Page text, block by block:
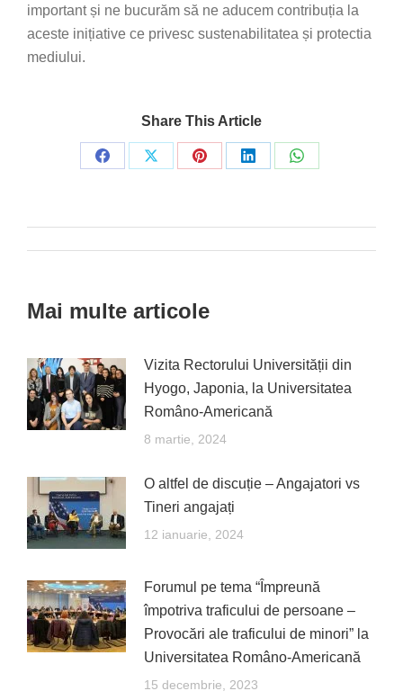
important și ne bucurăm să ne aducem contribuția la
aceste inițiative ce privesc sustenabilitatea și protectia
mediului.
Share This Article
Share
Share
Share
Share
Share
Post
Mai multe articole
Vizita Rectorului Universității din
Hyogo, Japonia, la Universitatea
Româno-Americană
8 martie, 2024
O altfel de discuție – Angajatori vs
Tineri angajați
12 ianuarie, 2024
Forumul pe tema “Împreună
împotriva traficului de persoane –
Provocări ale traficului de minori” la
Universitatea Româno-Americană
15 decembrie, 2023